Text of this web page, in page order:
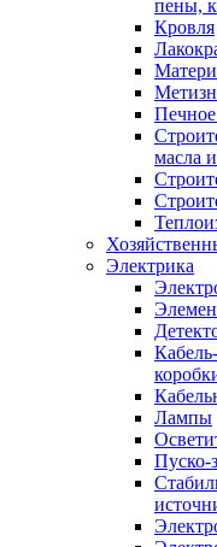
пены,
Кровля
масла
Электрика
Лампы
Пуско-